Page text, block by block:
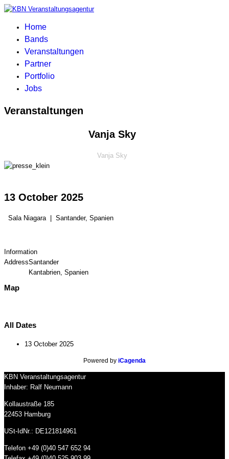
Home
Bands
Veranstaltungen
Partner
Portfolio
Jobs
Veranstaltungen
Vanja Sky
Vanja Sky
13 October 2025
Sala Niagara Santander, Spanien
Information
AddressSantander
Kantabrien, Spanien
Map
All Dates
13 October 2025
Powered by iCagenda
KBN Veranstaltungsagentur
Inhaber: Ralf Neumann
Kollaustraße 185
22453 Hamburg
USt-IdNr.: DE121814961
Telefon +49 (0)40 547 652 94